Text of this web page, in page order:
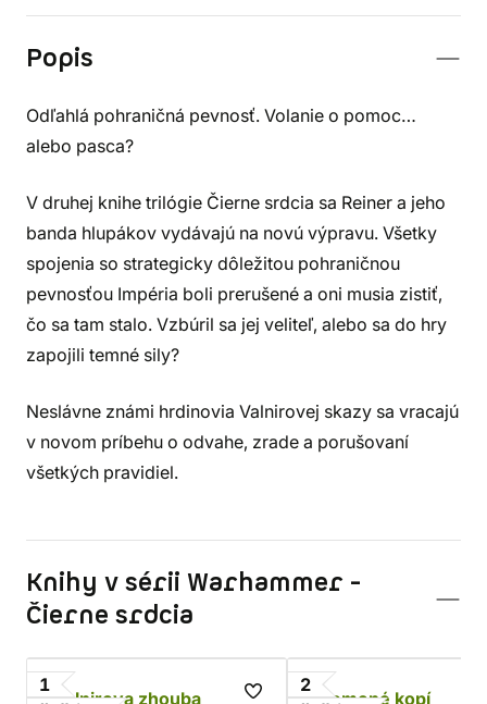
Popis
Odľahlá pohraničná pevnosť. Volanie o pomoc…
alebo pasca?
V druhej knihe trilógie Čierne srdcia sa Reiner a jeho
banda hlupákov vydávajú na novú výpravu. Všetky
spojenia so strategicky dôležitou pohraničnou
pevnosťou Impéria boli prerušené a oni musia zistiť,
čo sa tam stalo. Vzbúril sa jej veliteľ, alebo sa do hry
zapojili temné sily?
Neslávne známi hrdinovia Valnirovej skazy sa vracajú
v novom príbehu o odvahe, zrade a porušovaní
všetkých pravidiel.
Knihy v sérii Warhammer -
Čierne srdcia
1
Valnirova zhouba
2
Zlomené kopí